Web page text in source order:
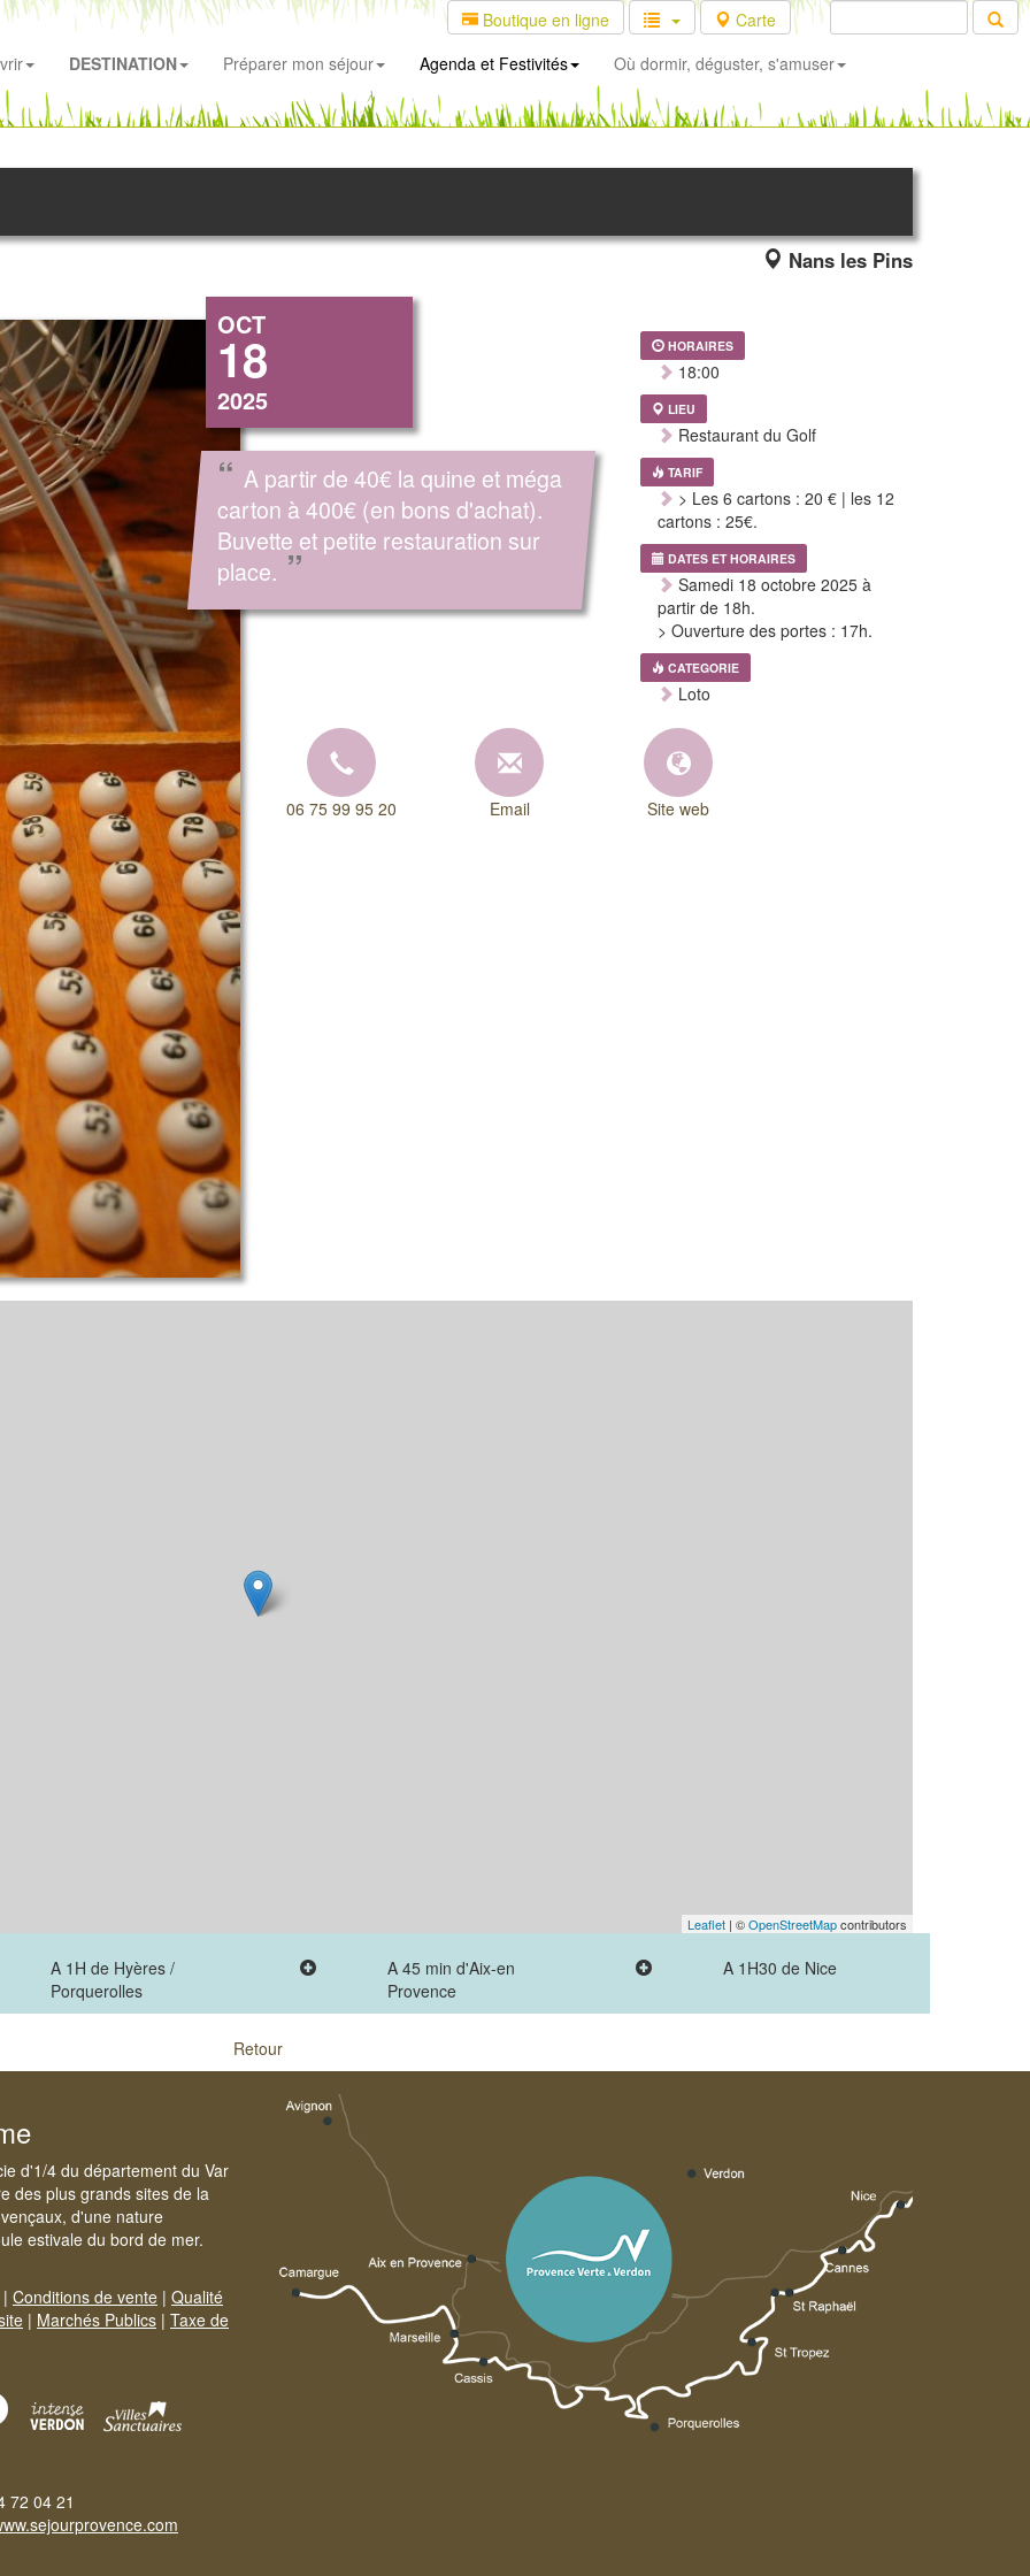
Boutique en ligne
Carte
DESTINATION Préparer mon séjour Agenda et Festivités Où dormir, déguster, s'amuser
Nans les Pins
OCT
18
2025
“ A partir de 40€ la quine et méga
carton à 400€ (en bons d'achat).
Buvette et petite restauration sur
place. ”
HORAIRES
18:00
LIEU
Restaurant du Golf
TARIF
> Les 6 cartons : 20 € | les 12
cartons : 25€.
DATES ET HORAIRES
Samedi 18 octobre 2025 à
partir de 18h.
> Ouverture des portes : 17h.
CATEGORIE
Loto
06 75 99 95 20 Email Site web
Leaflet | ©OpenStreetMapcontributors
A 1H de Hyères /
Porquerolles
A 45 min d'Aix-en
Provence
A 1H30 de Nice
Retour
d'1/4 du département du Var
des plus grands sites de la
d'une nature
estivale du bord de mer.
| Conditions de vente | Qualité
| Marchés Publics | Taxe de
72 04 21